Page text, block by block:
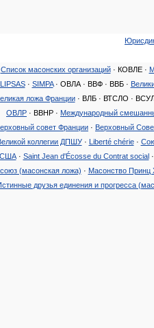
Список масонских организаций· КОВЛЕ ·
· SIMPA· ОВЛА · ВВФ · ВВБ ·
ложа Франции· ВЛБ · ВТСЛО ·
ОВЛР · ВВНР · Международный
совет Франции · Верховный
коллегии ДПШУ· Liberté chérie‎·
· Saint Jean d'Écosse du Contrat social·
союз (масонская ложа) · Масонство Принц
друзья единения и прогресса